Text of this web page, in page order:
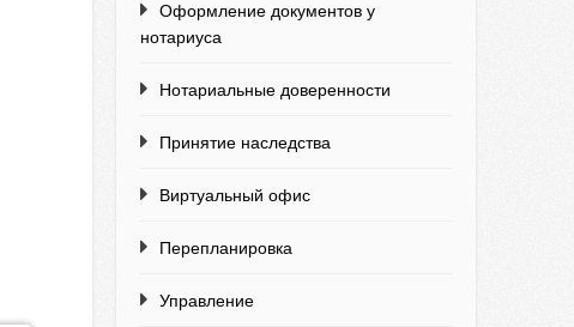
Оформление документов у
нотариуса
Нотариальные доверенности
Принятие наследства
Виртуальный офис
Перепланировка
Управление